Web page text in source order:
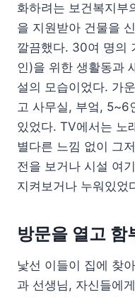
화하려는 보건복지부
을 지원받아 건물을
깔끔했다. 30여 명의
인)을 위한 생활동과
설의 모습이었다. 가
고 사무실, 부엌, 5~6
있었다. TV에서는 노
별다른 느낌 없이 그
전을 보거나 시설 여
지켜보거나 누워있었
방문을 열고 함
낯선 이들이 집에 찾
과 선생님, 자신들에